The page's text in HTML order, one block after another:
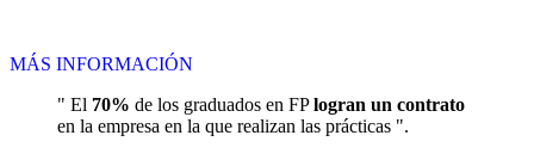
MÁS INFORMACIÓN
" El 70% de los graduados en FPlogran un contrato
en la empresa en la que realizan las prácticas ".